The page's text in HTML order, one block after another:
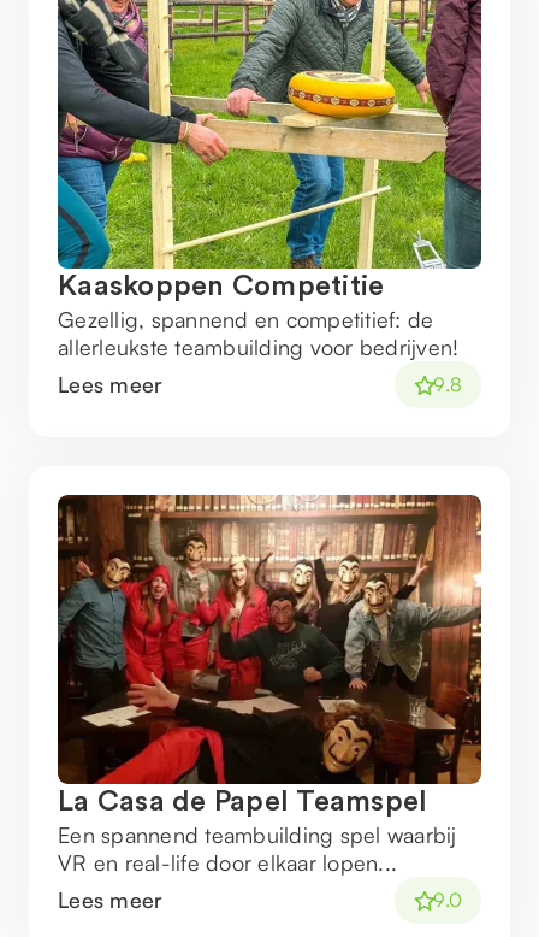
Kaaskoppen Competitie
Gezellig, spannend en competitief: de
allerleukste teambuilding voor bedrijven!
Lees meer
9.8
La Casa de Papel Teamspel
Een spannend teambuilding spel waarbij
VR en real-life door elkaar lopen...
Lees meer
9.0